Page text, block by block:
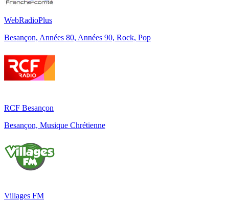
WebRadioPlus
Besançon, Années 80, Années 90, Rock, Pop
RCF Besançon
Besançon, Musique Chrétienne
Villages FM